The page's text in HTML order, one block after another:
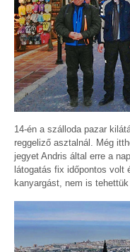
14-én a szálloda pazar
reggeliző asztalnál. Még
jegyet Andris által erre a
látogatás fix időpontos volt
kanyargást, nem is